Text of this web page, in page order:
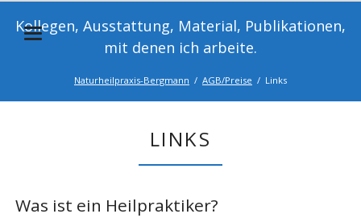
Kollegen, Ausstattung, Material, Publikationen,
mit denen ich arbeite.
Naturheilpraxis-Bergmann AGB/Preise Links
LINKS
Was ist ein Heilpraktiker?